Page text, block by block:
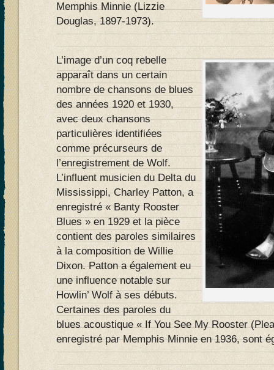
Memphis Minnie (Lizzie
Douglas, 1897-1973).
L’image d’un coq rebelle
apparaît dans un certain
nombre de chansons de blues
des années 1920 et 1930,
avec deux chansons
particulières identifiées
comme précurseurs de
l’enregistrement de Wolf.
L’influent musicien du Delta du
Mississippi, Charley Patton, a
enregistré « Banty Rooster
Blues » en 1929 et la pièce
contient des paroles similaires
à la composition de Willie
Dixon. Patton a également eu
une influence notable sur
Howlin’ Wolf à ses débuts.
Certaines des paroles du
blues acoustique « If You See My Rooster
enregistré par Memphis Minnie en 1936, sont